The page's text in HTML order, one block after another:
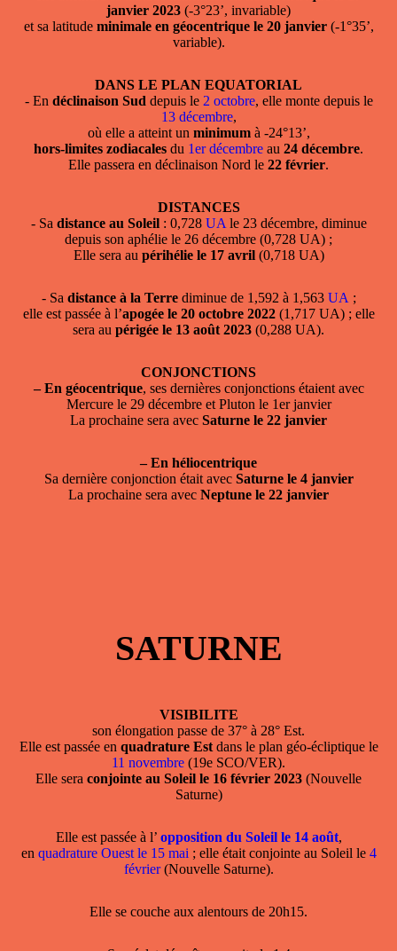
janvier 2023 (-3°23’, invariable)
et sa latitude minimale en géocentrique le 20 janvier(-1°35’,
variable).
DANS LE PLAN EQUATORIAL
- En déclinaison Sud depuis le 2 octobre, elle monte depuis le
13 décembre,
où elle a atteint un minimumà -24°13’,
hors-limites zodiacales du 1er décembre au 24 décembre.
Elle passera en déclinaison Nord le 22 février.
DISTANCES
- Sa distance au Soleil: 0,728 UA le 23 décembre, diminue
depuis son aphélie le 26 décembre (0,728 UA) ;
Elle sera au périhélie le 17 avril(0,718 UA)
- Sa distance à la Terrediminue de 1,592 à 1,563 UA ;
elle est passée à l’apogée le 20 octobre 2022(1,717 UA) ; elle
sera au périgée le 13 août 2023 (0,288 UA).
CONJONCTIONS
– En géocentrique, ses dernières conjonctions étaient avec
Mercure le 29 décembre et Pluton le 1er janvier
La prochaine sera avec Saturne le 22 janvier
– En héliocentrique
Sa dernière conjonction était avec Saturne le 4 janvier
La prochaine sera avec Neptune le 22 janvier
SATURNE
VISIBILITE
son élongation passe de 37° à 28° Est.
Elle est passée en quadrature Estdans le plan géo-écliptique le
11 novembre (19e SCO/VER).
Elle sera conjointe au Soleil le 16 février 2023 (Nouvelle
Saturne)
Elle est passée à l’ opposition du Soleil le 14 août,
en quadrature Ouest le 15 mai ; elle était conjointe au Soleil le 4
février(Nouvelle Saturne).
Elle se couche aux alentours de 20h15.